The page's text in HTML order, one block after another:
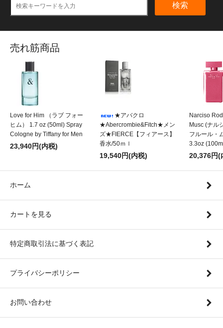
検索
売れ筋商品
Love for Him （ラブ フォー
ヒム） 1.7 oz (50ml) Spray
Cologne by Tiffany for Men
23,940円(内税)
★アバクロ
★Abercrombie&Fitch★メン
ズ★FIERCE【フィアース】
香水/50ｍｌ
19,540円(内税)
Narciso
Musc (ナル
フルール・
3.3oz
20,376円(
ホーム
カートを見る
特定商取引法に基づく表記
プライバシーポリシー
お問い合わせ